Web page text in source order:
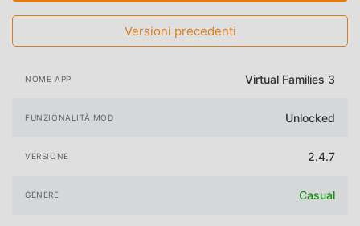
Versioni precedenti
NOME APP Virtual Families 3
FUNZIONALITÀ MOD Unlocked
VERSIONE 2.4.7
GENERE Casual